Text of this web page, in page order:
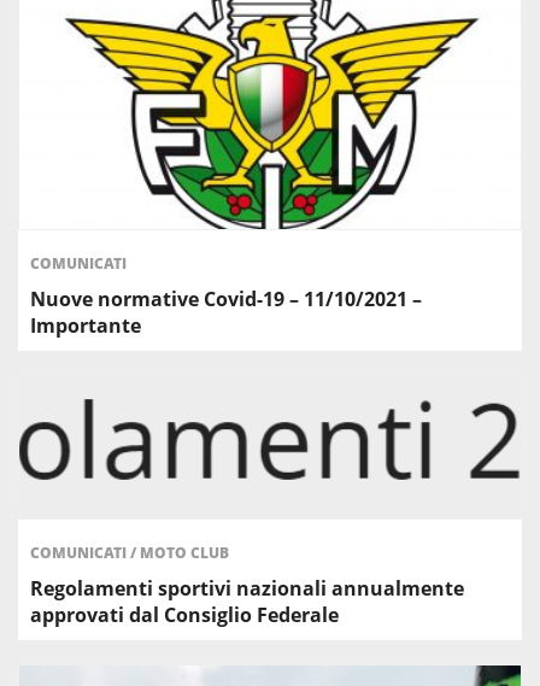
COMUNICATI
Nuove normative Covid-19 – 11/10/2021 –
Importante
COMUNICATI/ MOTO CLUB
Regolamenti sportivi nazionali annualmente
approvati dal Consiglio Federale